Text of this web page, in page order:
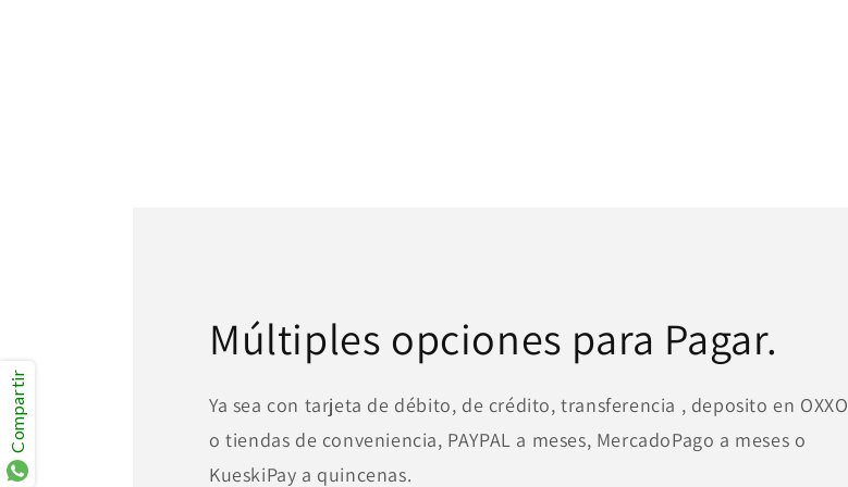
Múltiples opciones para Pagar.
Ya sea con tarjeta de débito, de crédito, transferencia , deposito en OXXO
o tiendas de conveniencia, PAYPAL a meses, MercadoPago a meses o
KueskiPay a quincenas.
Compartir